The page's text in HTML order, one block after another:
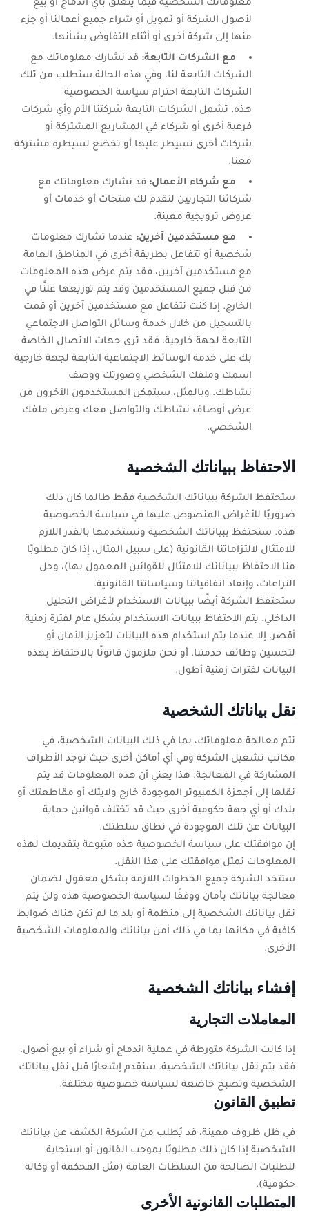
معلوماتك الشخصية فيما يتعلق بأي اندماج أو بيع
لأصول الشركة أو تمويل أو شراء جميع أعمالنا أو جزء
منها إلى شركة أخرى أو أثناء التفاوض بشأنها.
مع الشركات التابعة:قد نشارك معلوماتك مع
الشركات التابعة لنا، وفي هذه الحالة سنطلب من تلك
الشركات التابعة احترام سياسة الخصوصية
هذه. تشمل الشركات التابعة شركتنا الأم وأي شركات
فرعية أخرى أو شركاء في المشاريع المشتركة أو
شركات أخرى نسيطر عليها أو تخضع لسيطرة مشتركة
معنا.
مع شركاء الأعمال:قد نشارك معلوماتك مع
شركائنا التجاريين لنقدم لك منتجات أو خدمات أو
عروض ترويجية معينة.
مع مستخدمين آخرين:عندما تشارك معلومات
شخصية أو تتفاعل بطريقة أخرى في المناطق العامة
مع مستخدمين آخرين، فقد يتم عرض هذه المعلومات
من قبل جميع المستخدمين وقد يتم توزيعها علنًا في
الخارج. إذا كنت تتفاعل مع مستخدمين آخرين أو قمت
بالتسجيل من خلال خدمة وسائل التواصل الاجتماعي
التابعة لجهة خارجية، فقد ترى جهات الاتصال الخاصة
بك على خدمة الوسائط الاجتماعية التابعة لجهة خارجية
اسمك وملفك الشخصي وصورتك ووصف
نشاطك. وبالمثل، سيتمكن المستخدمون الآخرون من
عرض أوصاف نشاطك والتواصل معك وعرض ملفك
الشخصي.
الاحتفاظ ببياناتك الشخصية
ستحتفظ الشركة ببياناتك الشخصية فقط طالما كان ذلك
ضروريًا للأغراض المنصوص عليها في سياسة الخصوصية
هذه. سنحتفظ ببياناتك الشخصية ونستخدمها بالقدر اللازم
للامتثال لالتزاماتنا القانونية (على سبيل المثال، إذا كان مطلوبًا
منا الاحتفاظ ببياناتك للامتثال للقوانين المعمول بها)، وحل
النزاعات، وإنفاذ اتفاقياتنا وسياساتنا القانونية.
ستحتفظ الشركة أيضًا ببيانات الاستخدام لأغراض التحليل
الداخلي. يتم الاحتفاظ ببيانات الاستخدام بشكل عام لفترة زمنية
أقصر، إلا عندما يتم استخدام هذه البيانات لتعزيز الأمان أو
لتحسين وظائف خدمتنا، أو نحن ملزمون قانونًا بالاحتفاظ بهذه
البيانات لفترات زمنية أطول.
نقل بياناتك الشخصية
تتم معالجة معلوماتك، بما في ذلك البيانات الشخصية، في
مكاتب تشغيل الشركة وفي أي أماكن أخرى حيث توجد الأطراف
المشاركة في المعالجة. هذا يعني أن هذه المعلومات قد يتم
نقلها إلى أجهزة الكمبيوتر الموجودة خارج ولايتك أو مقاطعتك أو
بلدك أو أي جهة حكومية أخرى حيث قد تختلف قوانين حماية
البيانات عن تلك الموجودة في نطاق سلطتك.
إن موافقتك على سياسة الخصوصية هذه متبوعة بتقديمك لهذه
المعلومات تمثل موافقتك على هذا النقل.
ستتخذ الشركة جميع الخطوات اللازمة بشكل معقول لضمان
معالجة بياناتك بأمان ووفقًا لسياسة الخصوصية هذه ولن يتم
نقل بياناتك الشخصية إلى منظمة أو بلد ما لم تكن هناك ضوابط
كافية في مكانها بما في ذلك أمن بياناتك والمعلومات الشخصية
الأخرى.
إفشاء بياناتك الشخصية
المعاملات التجارية
إذا كانت الشركة متورطة في عملية اندماج أو شراء أو بيع أصول،
فقد يتم نقل بياناتك الشخصية. سنقدم إشعارًا قبل نقل بياناتك
الشخصية وتصبح خاضعة لسياسة خصوصية مختلفة.
تطبيق القانون
في ظل ظروف معينة، قد يُطلب من الشركة الكشف عن بياناتك
الشخصية إذا كان ذلك مطلوبًا بموجب القانون أو استجابة
للطلبات الصالحة من السلطات العامة (مثل المحكمة أو وكالة
حكومية).
المتطلبات القانونية الأخرى